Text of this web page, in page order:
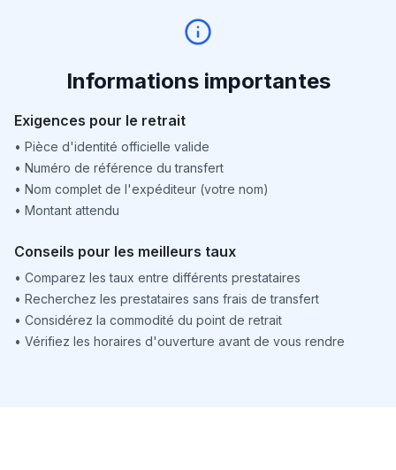
Informations importantes
Exigences pour le retrait
• Pièce d'identité officielle valide
• Numéro de référence du transfert
• Nom complet de l'expéditeur (votre nom)
• Montant attendu
Conseils pour les meilleurs taux
• Comparez les taux entre différents prestataires
• Recherchez les prestataires sans frais de transfert
• Considérez la commodité du point de retrait
• Vérifiez les horaires d'ouverture avant de vous rendre